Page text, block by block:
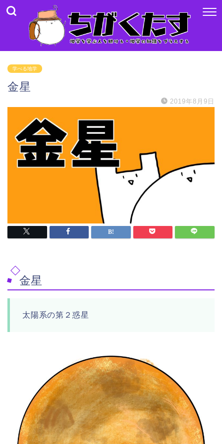
学べる地学
金星
2019年8月9日
金星
太陽系の第２惑星